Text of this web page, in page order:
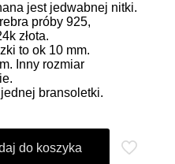
jest jedwabnej nitki.
próby 925,
złota.
to ok 10 mm.
Inny rozmiar
bransoletki.
do koszyka